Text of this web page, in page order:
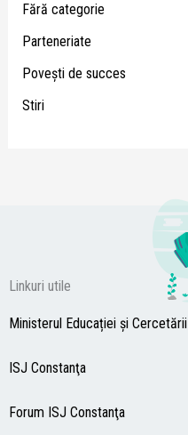
Fără categorie
Parteneriate
Poveşti de succes
Stiri
Linkuri utile
Ministerul Educației și Cercetării
ISJ Constanţa
Forum ISJ Constanţa